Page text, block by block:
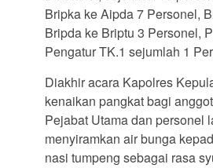
Bripka ke Aipda 7 Personel,
Bripda ke Briptu 3 Personel,
Pengatur TK.1 sejumlah 1
Diakhir acara Kapolres
kenaikan pangkat bagi
Pejabat Utama dan personel
menyiramkan air bunga
nasi tumpeng sebagai rasa